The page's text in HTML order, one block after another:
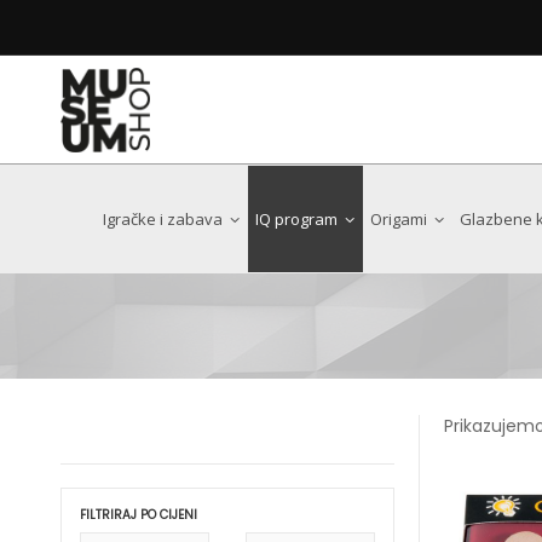
Igračke i zabava IQ program Origami Glazbene
Art Nouveau
Egon Schiele
FILTRIRAJ PO CIJENI
Web trgovina trenutno ne radi zbog integracije
Dear customers and friends of the Museum
The web shop is currently unavailable while we
We will be back soon with an even better, more user-